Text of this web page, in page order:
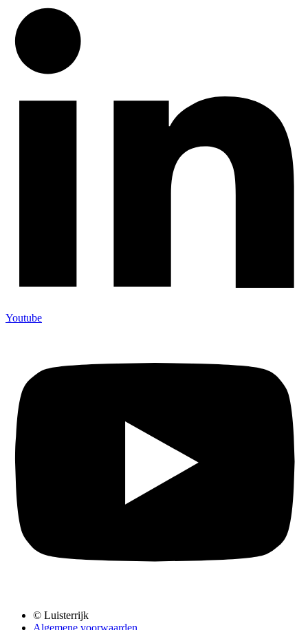
Youtube
© Luisterrijk
Algemene voorwaarden